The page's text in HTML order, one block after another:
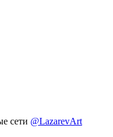
сети @LazarevArt